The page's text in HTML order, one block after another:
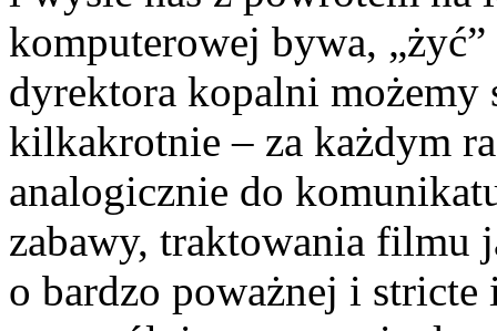
komputerowej bywa,
dyrektora kopalni możemy
kilkakrotnie – za każdym
analogicznie do
zabawy, traktowania filmu
o bardzo poważnej i